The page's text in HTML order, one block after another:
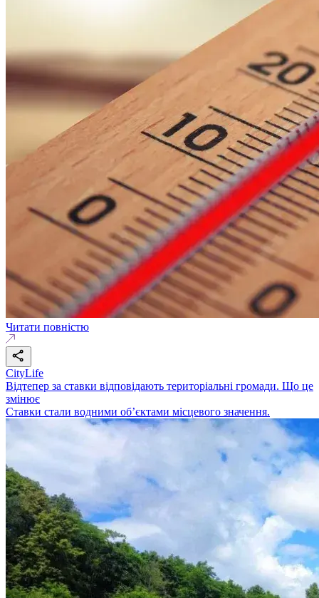
Читати повністю
CityLife
Відтепер за ставки відповідають територіальні громади. Що це
змінює
Ставки стали водними об’єктами місцевого значення.